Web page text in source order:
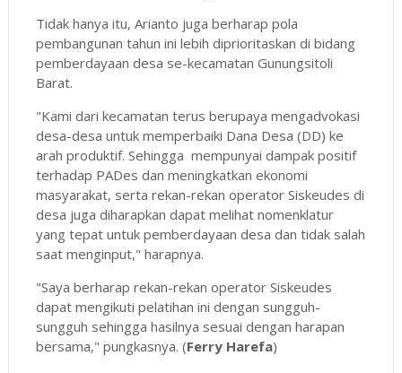
Tidak hanya itu, Arianto juga berharap pola
pembangunan tahun ini lebih diprioritaskan di bidang
pemberdayaan desa se-kecamatan Gunungsitoli
Barat.
"Kami dari kecamatan terus berupaya mengadvokasi
desa-desa untuk memperbaiki Dana Desa (DD) ke
arah produktif. Sehingga mempunyai dampak positif
terhadap PADes dan meningkatkan ekonomi
masyarakat, serta rekan-rekan operator Siskeudes di
desa juga diharapkan dapat melihat nomenklatur
yang tepat untuk pemberdayaan desa dan tidak salah
saat menginput," harapnya.
"Saya berharap rekan-rekan operator Siskeudes
dapat mengikuti pelatihan ini dengan sungguh-
sungguh sehingga hasilnya sesuai dengan harapan
bersama," pungkasnya. (Ferry Harefa)